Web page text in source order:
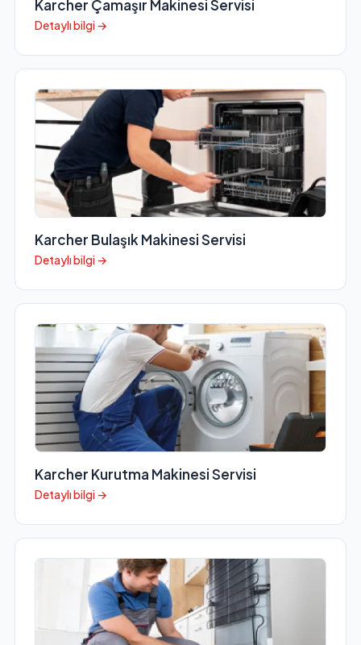
Karcher Çamaşır Makinesi Servisi
Detaylı bilgi →
Karcher Bulaşık Makinesi Servisi
Detaylı bilgi →
Karcher Kurutma Makinesi Servisi
Detaylı bilgi →